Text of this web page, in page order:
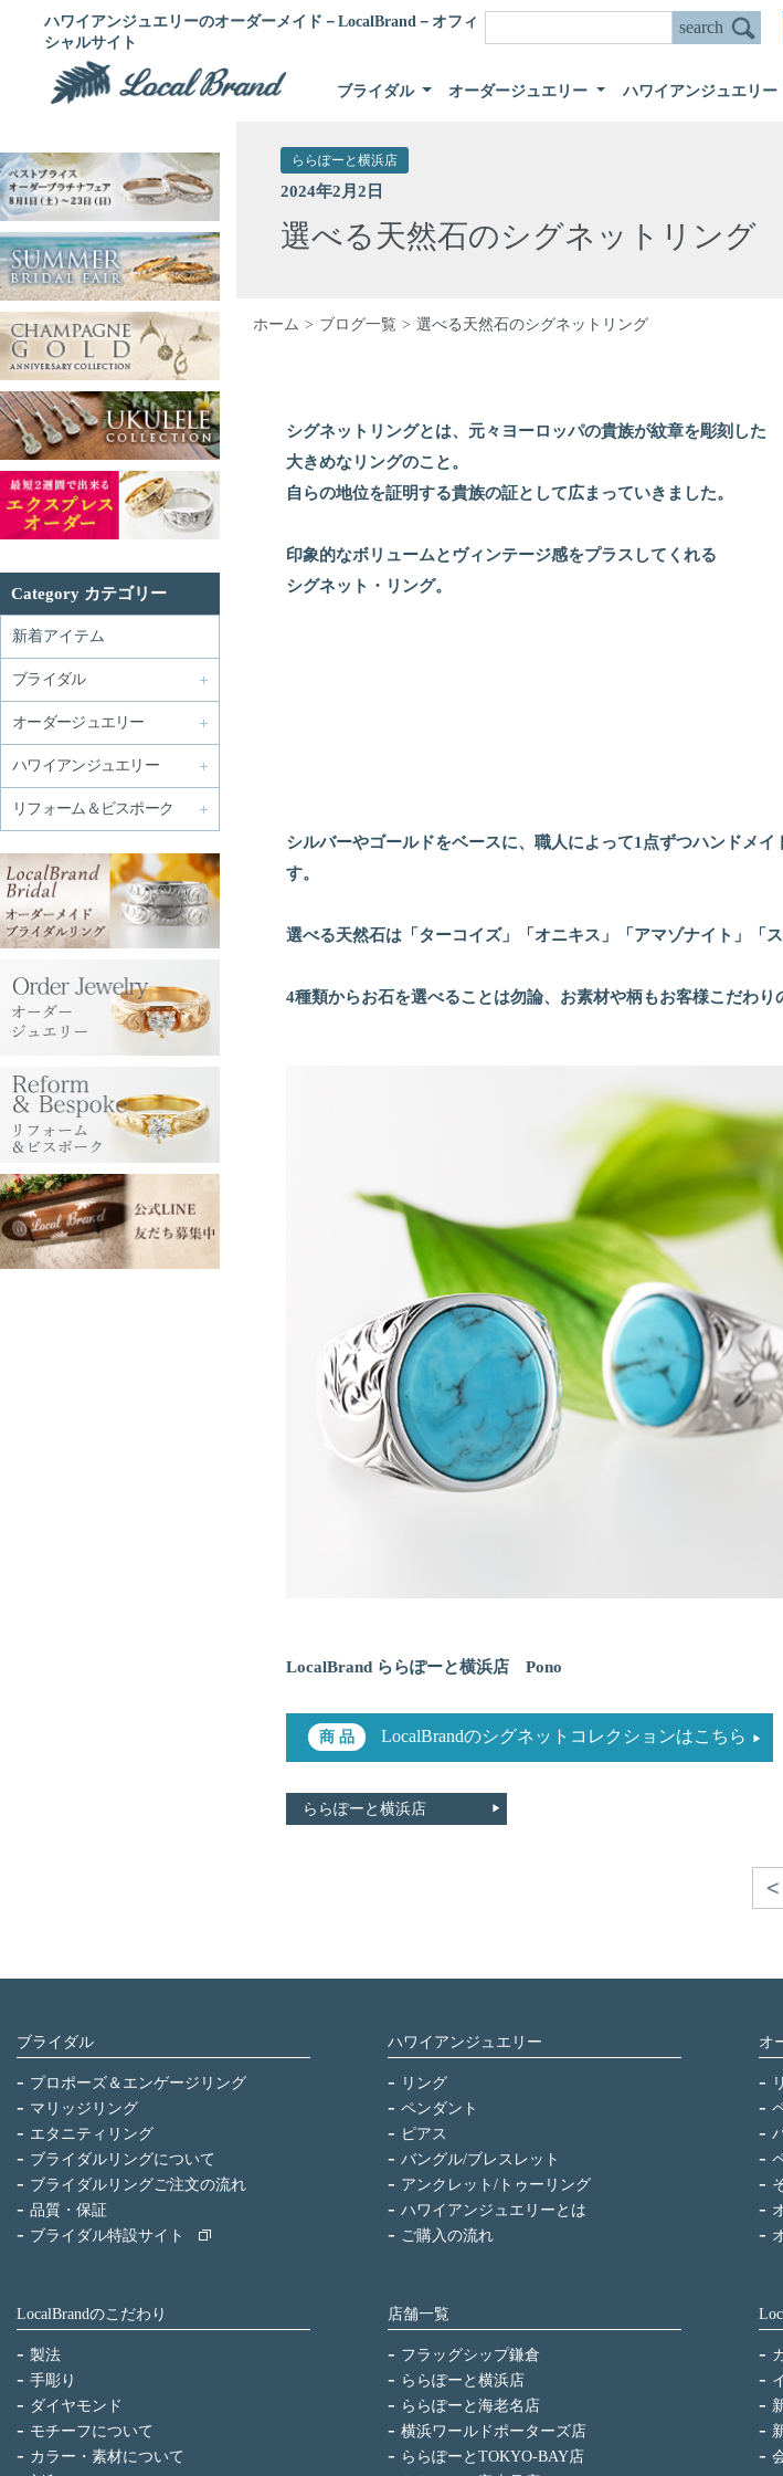
ハワイアンジュエリーのオーダーメイド－LocalBrand－オフィ
シャルサイト
ブライダル オーダージュエリー ハワイアンジュエリー
Category カテゴリー
新着アイテム
ブライダル
オーダージュエリー
ハワイアンジュエリー
リフォーム＆ビスポーク
ららぽーと横浜店
2024年2月2日
選べる天然石のシグネットリング
ホーム ブログ一覧 選べる天然石のシグネットリング
シグネットリングとは、元々ヨーロッパの貴族が紋章を彫刻した
大きめなリングのこと。
自らの地位を証明する貴族の証として広まっていきました。
印象的なボリュームとヴィンテージ感をプラスしてくれる
シグネット・リング。
シルバーやゴールドをベースに、職人によって1点ずつハンドメ
す。
選べる天然石は「ターコイズ」「オニキス」「アマゾナイト」「
4種類からお石を選べることは勿論、お素材や柄もお客様こだわ
LocalBrand ららぽーと横浜店 Pono
LocalBrandのシグネットコレクションはこちら
ららぽーと横浜店
ブライダル
プロポーズ＆エンゲージリング
マリッジリング
エタニティリング
ブライダルリングについて
ブライダルリングご注文の流れ
品質・保証
ブライダル特設サイト
ハワイアンジュエリー
リング
ペンダント
ピアス
バングル/ブレスレット
アンクレット/トゥーリング
ハワイアンジュエリーとは
ご購入の流れ
オ
LocalBrandのこだわり
製法
手彫り
ダイヤモンド
モチーフについて
カラー・素材について
店舗一覧
フラッグシップ鎌倉
ららぽーと横浜店
ららぽーと海老名店
横浜ワールドポーターズ店
ららぽーとTOKYO-BAY店